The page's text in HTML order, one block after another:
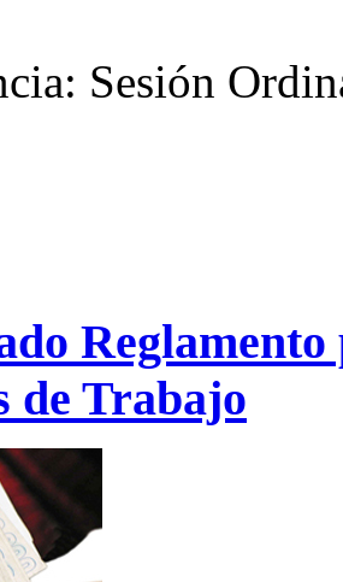
Sesión
de Trabajo